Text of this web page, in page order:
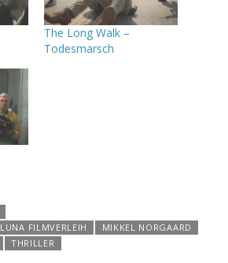
The Long Walk –
Todesmarsch
LUNA FILMVERLEIH
MIKKEL NORGAARD
THRILLER